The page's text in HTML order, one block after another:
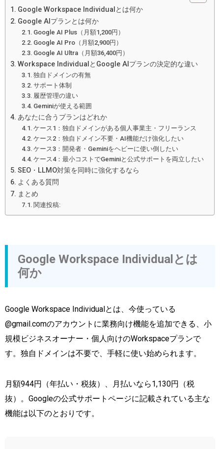
Google Workspace Individualとは何か
Google AIプランとは何か
Google AI Plus（月額1,200円）
Google AI Pro（月額2,900円）
Google AI Ultra（月額36,400円）
Workspace IndividualとGoogle AIプランの決定的な違い
独自ドメインの有無
サポート体制
履歴管理の違い
Geminiが使える範囲
あなたに合うプランはどれか
ケース1：独自ドメインがある個人事業主・フリーランス
ケース2：独自ドメイン不要・AI機能だけ強化したい
ケース3：開発者・Geminiをヘビーに使い倒したい
ケース4：最小コストでGeminiと公式サポートを両立したい
SEO・LLMO対策を同時に強化するなら
よくある質問
まとめ
関連投稿:
Google Workspace Individualとは
何か
Google Workspace Individualとは、今使っている
@gmail.comのアカウントに業務向け機能を追加できる、小
規模ビジネスオーナー・個人向けのWorkspaceプランで
す。独自ドメインは不要で、手軽に使い始められます。
月額944円（年払い・税抜）、月払いなら1,130円（税
抜）。Googleの公式サポートページに記載されている主な
機能は以下のとおりです。